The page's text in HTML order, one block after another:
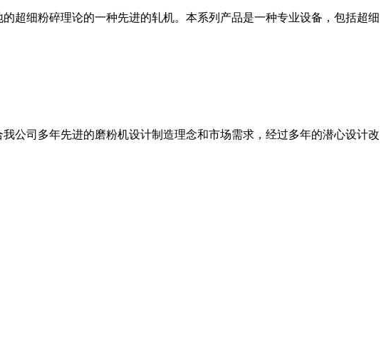
超细粉碎理论的一种先进的轧机。本系列产品是一种专业设备，包括超细
公司多年先进的磨粉机设计制造理念和市场需求，经过多年的潜心设计改